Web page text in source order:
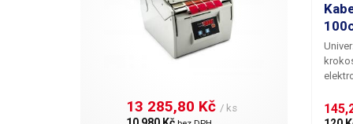
13 285,80 Kč / ks
velmi